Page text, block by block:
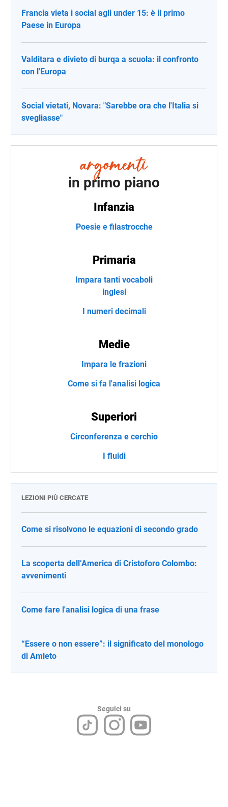
Francia vieta i social agli under 15: è il primo
Paese in Europa
Valditara e divieto di burqa a scuola: il confronto
con l'Europa
Social vietati, Novara: "Sarebbe ora che l'Italia si
svegliasse"
in primo piano
Infanzia
Poesie e filastrocche
Primaria
Impara tanti vocaboli
inglesi
I numeri decimali
Medie
Impara le frazioni
Come si fa l'analisi logica
Superiori
Circonferenza e cerchio
I fluidi
LEZIONI PIÙ CERCATE
Come si risolvono le equazioni di secondo grado
La scoperta dell’America di Cristoforo Colombo:
avvenimenti
Come fare l'analisi logica di una frase
“Essere o non essere”: il significato del monologo
di Amleto
Seguici su